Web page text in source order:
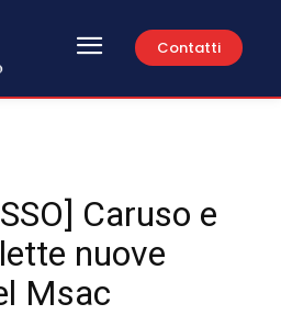
Contatti
Caruso e
nuove
Msac